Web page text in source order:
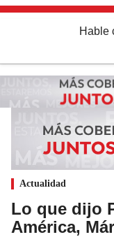
Hable
Actualidad
Lo que dijo
América,